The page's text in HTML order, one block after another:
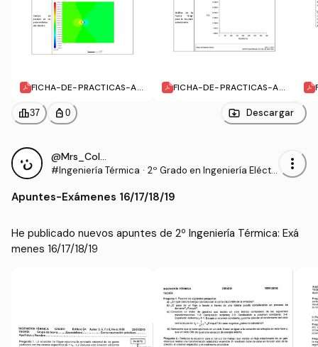
FICHA-DE-PRACTICAS-AN
FICHA-DE-PRACTICAS-AN
leaderboard37 personal_bag 0 Descargar
@Mrs_Colebrook
#Ingeniería Térmica · 2º Grado en Ingeniería Eléctri
more_vert
Apuntes-Exámenes 16/17/18/19
He publicado nuevos apuntes de 2º Ingeniería Térmica: Exá
menes 16/17/18/19